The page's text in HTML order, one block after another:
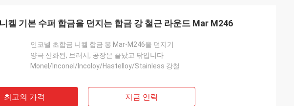
켈 기본 수퍼 합금을 던지는 합금 강 철근 라운드 Mar M246
인코넬 초합금 니켈 합금 봉 Mar-M246을 던지기
양극 산화된, 브러시, 공장은 끝났고 닦입니다
Monel/Inconel/Incoloy/Hastelloy/Stainless 강철
최고의 가격 지금 연락